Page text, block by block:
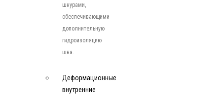
шнурами,
обеспечивающими
дополнительную
гидроизоляцию
шва.
Деформационные
внутренние